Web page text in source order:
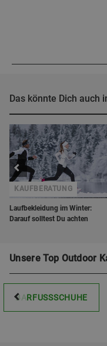
Das könnte Dich auch
Laufbekleidung im Winter:
Darauf solltest Du achten
KAUFBERATUNG
Unsere Top Outdoor
BARFUSSSCHUHE